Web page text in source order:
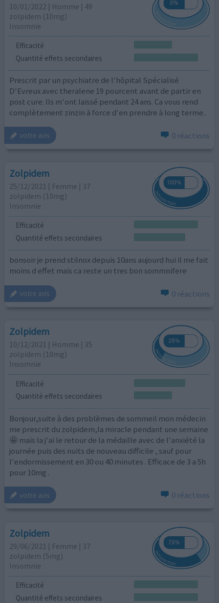
10/01/2022 | Homme | 49
zolpidem (10mg)
Insomnie
Efficacité
Quantité effets secondaires
Prescrit par un psychiatre de l'hôpital Spécialisé
D'Evreux avec theralene 19 pourcent avant de partir en
post cure. Ils m'ont laissé pendant 24 ans. Ca vous rend
complètement zinzin à force d'en prendre à long terme..
votre avis 0 réactions
Zolpidem
25/12/2021 | Femme | 37
zolpidem (10mg)
Insomnie
Efficacité
Quantité effets secondaires
bonsoir je prend stilnox depuis 10ans aujourd hui il me fait
moins d effet mais ca reste un tres bon sommnifere
votre avis 0 réactions
Zolpidem
10/12/2021 | Homme | 35
zolpidem (10mg)
Insomnie
Efficacité
Quantité effets secondaires
Bonjour,suite à des problèmes de sommeil mon médecin
me prescrit du zolpidem,la miracle pendant une semaine
🤩 mais la j'ai le retour de la médaille avec de l'anxiété la
journée puis des nuits de nouveau difficile , sauf pour
l'endormissement en 30 ou 40 minutes . Efficace de 3 a 5h
pour 10mg .
votre avis 0 réactions
Zolpidem
29/06/2021 | Femme | 37
zolpidem (5mg)
Insomnie
Efficacité
Quantité effets secondaires